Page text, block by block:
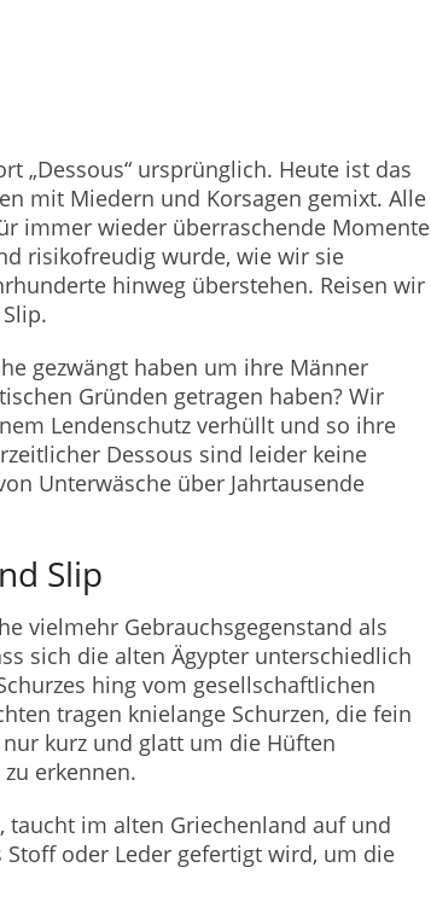
„Dessous“ ursprünglich. Heute ist das
mit Miedern und Korsagen gemixt. Alle
immer wieder überraschende Momente
risikofreudig wurde, wie wir sie
hinweg überstehen. Reisen wir
gezwängt haben um ihre Männer
Gründen getragen haben? Wir
Lendenschutz verhüllt und so ihre
Dessous sind leider keine
Unterwäsche über Jahrtausende
Slip
vielmehr Gebrauchsgegenstand als
sich die alten Ägypter unterschiedlich
hing vom gesellschaftlichen
tragen knielange Schurzen, die fein
kurz und glatt um die Hüften
erkennen.
taucht im alten Griechenland auf und
oder Leder gefertigt wird, um die